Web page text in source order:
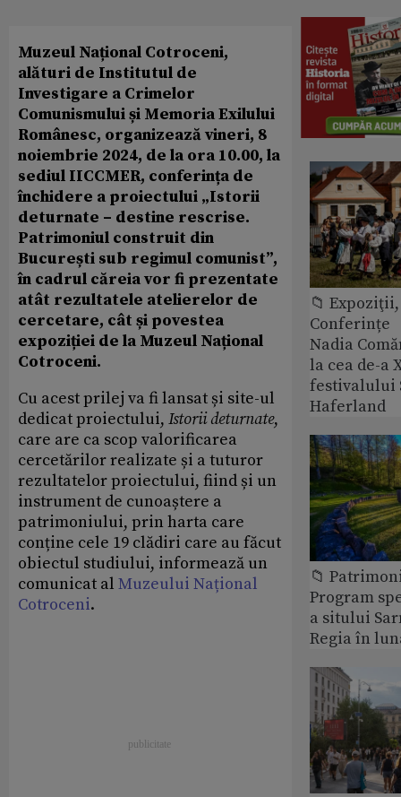
Muzeul Național Cotroceni,
alături de Institutul de
Investigare a Crimelor
Comunismului și Memoria Exilului
Românesc, organizează vineri, 8
noiembrie 2024, de la ora 10.00, la
sediul IICCMER, conferința de
închidere a proiectului „Istorii
deturnate – destine rescrise.
Patrimoniul construit din
București sub regimul comunist”,
în cadrul căreia vor fi prezentate
atât rezultatele atelierelor de
cercetare, cât și povestea
expoziției de la Muzeul Național
Cotroceni.
Cu acest prilej va fi lansat și site-ul
dedicat proiectului, Istorii deturnate,
care are ca scop valorificarea
cercetărilor realizate și a tuturor
rezultatelor proiectului, fiind și un
instrument de cunoaștere a
patrimoniului, prin harta care
conține cele 19 clădiri care au făcut
obiectul studiului, informează un
comunicat al Muzeului Național
Cotroceni.
📁
Conferințe
Nadia
la cea de-a
festivalului
Haferland
📁
Program
a sitului
Regia în